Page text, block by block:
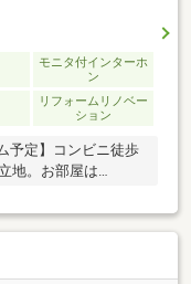
モニタ付インターホ
ン
リフォームリノベー
ション
予定】コンビニ徒歩
地。お部屋は